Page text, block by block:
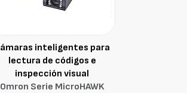
inteligentes para
lectura de códigos e
inspección visual
Omron Serie MicroHAWK